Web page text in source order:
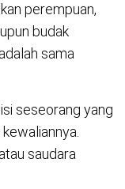
perempuan,
budak
sama
seseorang yang
saudara